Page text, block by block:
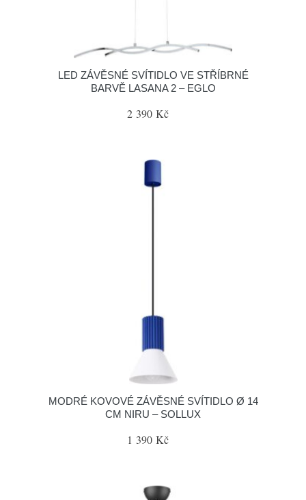
LED ZÁVĚSNÉ SVÍTIDLO VE STŘÍBRNÉ
BARVĚ LASANA 2 – EGLO
2 390 Kč
MODRÉ KOVOVÉ ZÁVĚSNÉ SVÍTIDLO Ø 14
CM NIRU – SOLLUX
1 390 Kč